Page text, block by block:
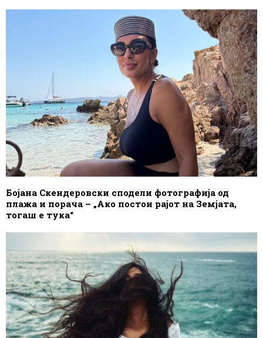
Бојана Скендеровски сподели фотографија од
плажа и порача – „Ако постои рајот на Земјата,
тогаш е тука“